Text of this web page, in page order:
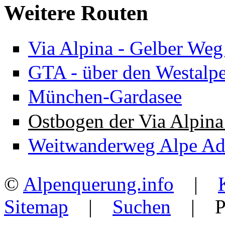
Weitere Routen
Via Alpina - Gelber
GTA - über den
München-Gardasee
Ostbogen der Via
Weitwanderweg Alpe
© Alpenquerung.info |
Sitemap | Suchen |